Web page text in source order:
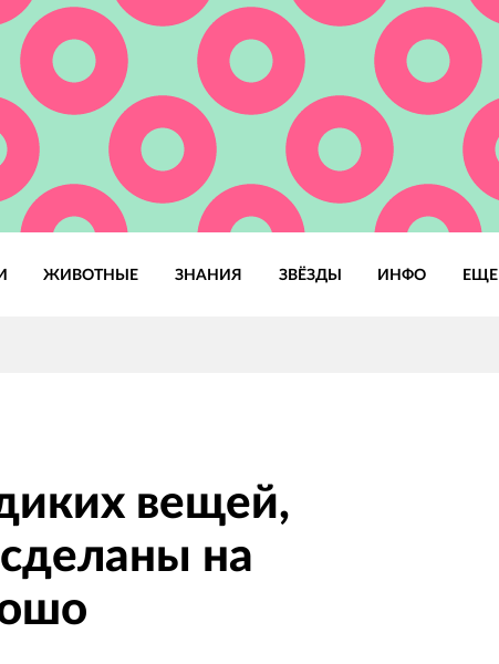
ЖИВОТНЫЕ ЗНАНИЯ ЗВЁЗДЫ ИНФО ЕЩЕ
вещей,
на